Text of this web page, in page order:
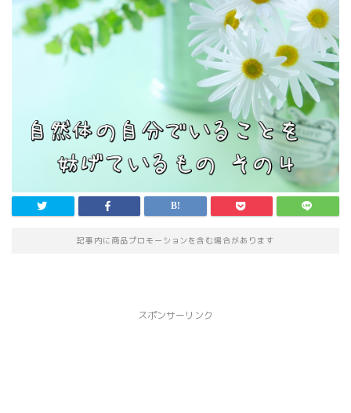
記事内に商品プロモーションを含む場合があります
スポンサーリンク